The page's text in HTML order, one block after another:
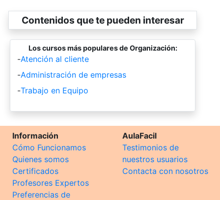
Contenidos que te pueden interesar
Los cursos más populares de Organización:
-Atención al cliente
-Administración de empresas
-Trabajo en Equipo
Información
Cómo Funcionamos
Quienes somos
Certificados
Profesores Expertos
Preferencias de
AulaFacil
Testimonios de
nuestros usuarios
Contacta con nosotros